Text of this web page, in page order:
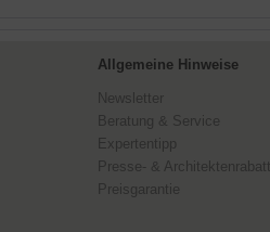
Allgemeine Hinweise
Newsletter
Beratung & Service
Expertentipp
Presse- & Architektenrabatt
Preisgarantie